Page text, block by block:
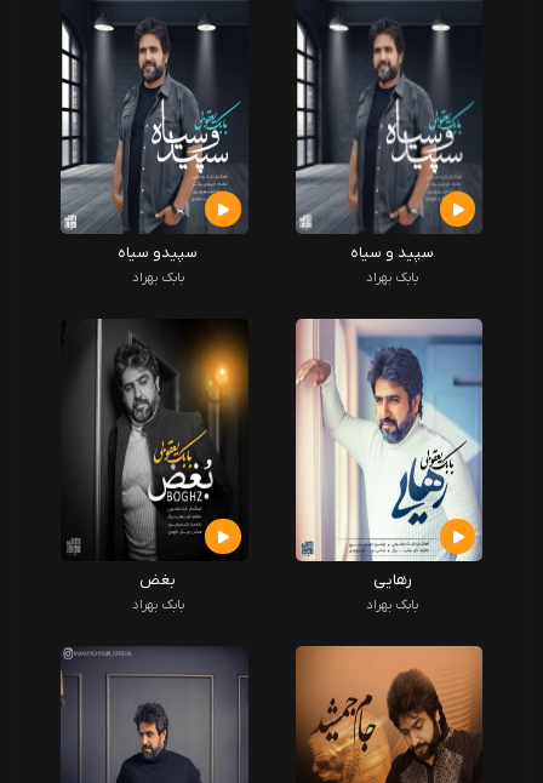
سپید و سیاه
بابک بهراد
سپیدو سیاه
بابک بهراد
رهایی
بابک بهراد
بغض
بابک بهراد